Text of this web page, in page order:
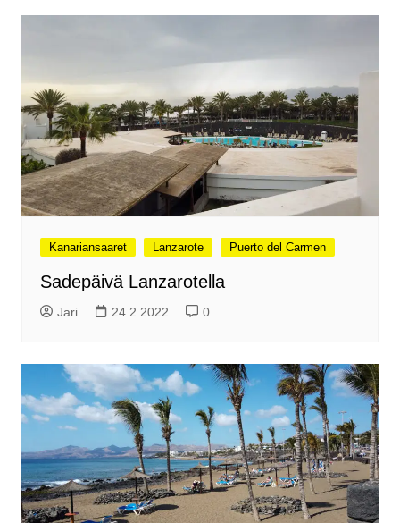
Kanariansaaret Lanzarote Puerto del Carmen
Sadepäivä Lanzarotella
Jari 24.2.2022 0